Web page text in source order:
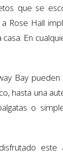
que se
Rose Hall
En
Bay
hasta una
o
este